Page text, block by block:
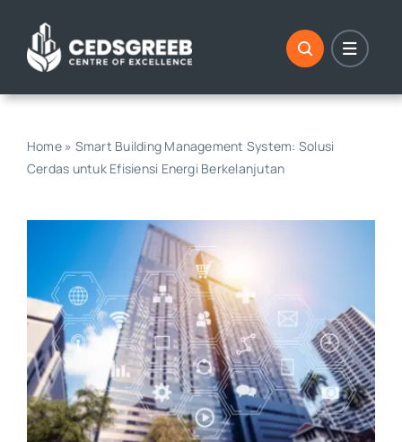
content
Home» Smart Building Management System: Solusi
Cerdas untuk Efisiensi Energi Berkelanjutan